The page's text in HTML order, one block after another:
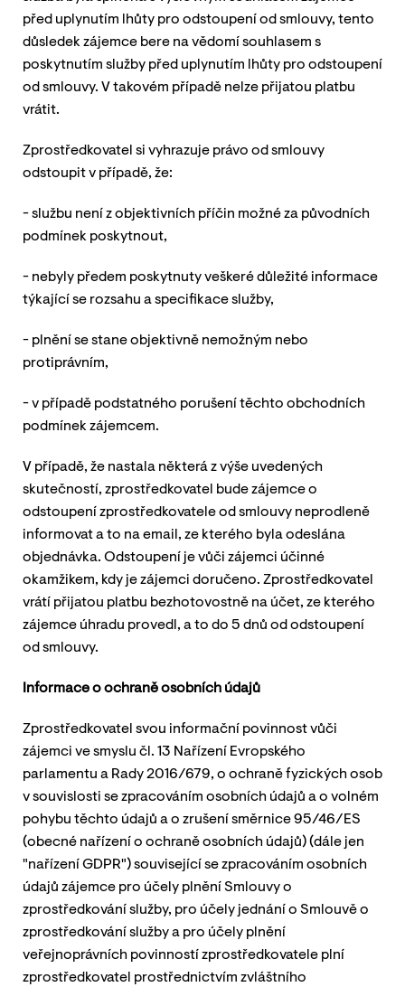
před uplynutím lhůty pro odstoupení od smlouvy, tento
důsledek zájemce bere na vědomí souhlasem s
poskytnutím služby před uplynutím lhůty pro odstoupení
od smlouvy. V takovém případě nelze přijatou platbu
vrátit.
Zprostředkovatel si vyhrazuje právo od smlouvy
odstoupit v případě, že:
- službu není z objektivních příčin možné za původních
podmínek poskytnout,
- nebyly předem poskytnuty veškeré důležité informace
týkající se rozsahu a specifikace služby,
- plnění se stane objektivně nemožným nebo
protiprávním,
- v případě podstatného porušení těchto obchodních
podmínek zájemcem.
V případě, že nastala některá z výše uvedených
skutečností, zprostředkovatel bude zájemce o
odstoupení zprostředkovatele od smlouvy neprodleně
informovat a to na email, ze kterého byla odeslána
objednávka. Odstoupení je vůči zájemci účinné
okamžikem, kdy je zájemci doručeno. Zprostředkovatel
vrátí přijatou platbu bezhotovostně na účet, ze kterého
zájemce úhradu provedl, a to do 5 dnů od odstoupení
od smlouvy.
Informace o ochraně osobních údajů
Zprostředkovatel svou informační povinnost vůči
zájemci ve smyslu čl. 13 Nařízení Evropského
parlamentu a Rady 2016/679, o ochraně fyzických osob
v souvislosti se zpracováním osobních údajů a o volném
pohybu těchto údajů a o zrušení směrnice 95/46/ES
(obecné nařízení o ochraně osobních údajů) (dále jen
"nařízení GDPR") související se zpracováním osobních
údajů zájemce pro účely plnění Smlouvy o
zprostředkování služby, pro účely jednání o Smlouvě o
zprostředkování služby a pro účely plnění
veřejnoprávních povinností zprostředkovatele plní
zprostředkovatel prostřednictvím zvláštního